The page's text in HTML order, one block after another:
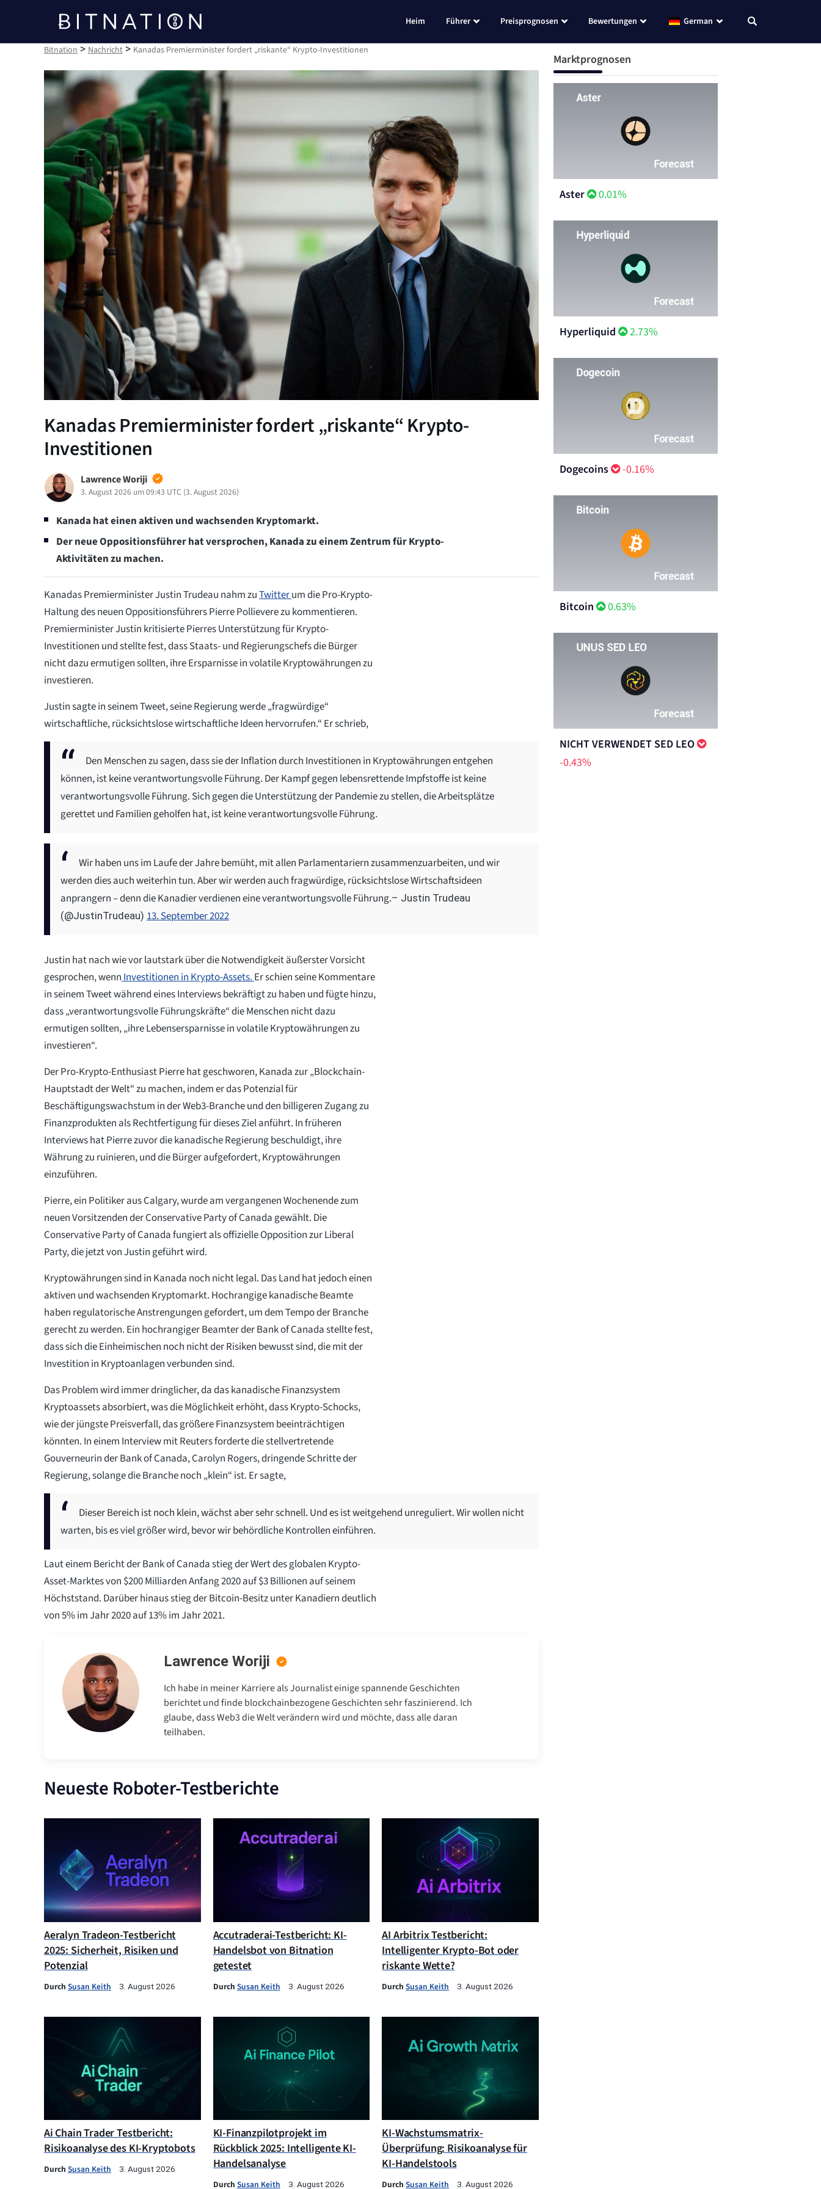
Bitnation
Heim Führer Preisprognosen Bewertungen German
Bitnation > Nachricht > Kanadas Premierminister fordert „riskante“ Krypto-Investitionen
Kanadas Premierminister fordert „riskante“ Krypto-
Investitionen
Lawrence Woriji
3. August 2026 um 09:43 UTC (3. August 2026)
Kanada hat einen aktiven und wachsenden Kryptomarkt.
Der neue Oppositionsführer hat versprochen, Kanada zu einem Zentrum für Krypto-
Aktivitäten zu machen.
Kanadas Premierminister Justin Trudeau nahm zuTwitterum die Pro-Krypto-
Haltung des neuen Oppositionsführers Pierre Pollievere zu kommentieren.
Premierminister Justin kritisierte Pierres Unterstützung für Krypto-
Investitionen und stellte fest, dass Staats- und Regierungschefs die Bürger
nicht dazu ermutigen sollten, ihre Ersparnisse in volatile Kryptowährungen zu
investieren.
Justin sagte in seinem Tweet, seine Regierung werde „fragwürdige“
wirtschaftliche, rücksichtslose wirtschaftliche Ideen hervorrufen.“ Er schrieb,
Den Menschen zu sagen, dass sie der Inflation durch Investitionen in Kryptowährungen entgehen
können, ist keine verantwortungsvolle Führung. Der Kampf gegen lebensrettende Impfstoffe ist keine
verantwortungsvolle Führung. Sich gegen die Unterstützung der Pandemie zu stellen, die Arbeitsplätze
gerettet und Familien geholfen hat, ist keine verantwortungsvolle Führung.
Wir haben uns im Laufe der Jahre bemüht, mit allen Parlamentariern zusammenzuarbeiten, und wir
werden dies auch weiterhin tun. Aber wir werden auch fragwürdige, rücksichtslose Wirtschaftsideen
anprangern – denn die Kanadier verdienen eine verantwortungsvolle Führung.– Justin Trudeau
(@JustinTrudeau) 13. September 2022
Justin hat nach wie vor lautstark über die Notwendigkeit äußerster Vorsicht
gesprochen, wennInvestitionen in Krypto-Assets.Er schien seine Kommentare
in seinem Tweet während eines Interviews bekräftigt zu haben und fügte hinzu,
dass „verantwortungsvolle Führungskräfte“ die Menschen nicht dazu
ermutigen sollten, „ihre Lebensersparnisse in volatile Kryptowährungen zu
investieren“.
Der Pro-Krypto-Enthusiast Pierre hat geschworen, Kanada zur „Blockchain-
Hauptstadt der Welt“ zu machen, indem er das Potenzial für
Beschäftigungswachstum in der Web3-Branche und den billigeren Zugang zu
Finanzprodukten als Rechtfertigung für dieses Ziel anführt. In früheren
Interviews hat Pierre zuvor die kanadische Regierung beschuldigt, ihre
Währung zu ruinieren, und die Bürger aufgefordert, Kryptowährungen
einzuführen.
Pierre, ein Politiker aus Calgary, wurde am vergangenen Wochenende zum
neuen Vorsitzenden der Conservative Party of Canada gewählt. Die
Conservative Party of Canada fungiert als offizielle Opposition zur Liberal
Party, die jetzt von Justin geführt wird.
Kryptowährungen sind in Kanada noch nicht legal. Das Land hat jedoch einen
aktiven und wachsenden Kryptomarkt. Hochrangige kanadische Beamte
haben regulatorische Anstrengungen gefordert, um dem Tempo der Branche
gerecht zu werden. Ein hochrangiger Beamter der Bank of Canada stellte fest,
dass sich die Einheimischen noch nicht der Risiken bewusst sind, die mit der
Investition in Kryptoanlagen verbunden sind.
Das Problem wird immer dringlicher, da das kanadische Finanzsystem
Kryptoassets absorbiert, was die Möglichkeit erhöht, dass Krypto-Schocks,
wie der jüngste Preisverfall, das größere Finanzsystem beeinträchtigen
könnten. In einem Interview mit Reuters forderte die stellvertretende
Gouverneurin der Bank of Canada, Carolyn Rogers, dringende Schritte der
Regierung, solange die Branche noch „klein“ ist. Er sagte,
Dieser Bereich ist noch klein, wächst aber sehr schnell. Und es ist weitgehend unreguliert. Wir wollen nicht
warten, bis es viel größer wird, bevor wir behördliche Kontrollen einführen.
Laut einem Bericht der Bank of Canada stieg der Wert des globalen Krypto-
Asset-Marktes von $200 Milliarden Anfang 2020 auf $3 Billionen auf seinem
Höchststand. Darüber hinaus stieg der Bitcoin-Besitz unter Kanadiern deutlich
von 5% im Jahr 2020 auf 13% im Jahr 2021.
Lawrence Woriji
Ich habe in meiner Karriere als Journalist einige spannende Geschichten
berichtet und finde blockchainbezogene Geschichten sehr faszinierend. Ich
glaube, dass Web3 die Welt verändern wird und möchte, dass alle daran
teilhaben.
Neueste Roboter-Testberichte
Aeralyn Tradeon-Testbericht
2025: Sicherheit, Risiken und
Potenzial
Durch Susan Keith 3. August 2026
Accutraderai-Testbericht: KI-
Handelsbot von Bitnation
getestet
Durch Susan Keith 3. August 2026
AI Arbitrix Testbericht:
Intelligenter Krypto-Bot oder
riskante Wette?
DurchSusan Keith 3. August 2026
Ai Chain Trader Testbericht:
Risikoanalyse des KI-Kryptobots
Durch Susan Keith 3. August 2026
KI-Finanzpilotprojekt im
Rückblick 2025: Intelligente KI-
Handelsanalyse
Durch Susan Keith 3. August 2026
KI-Wachstumsmatrix-
Überprüfung: Risikoanalyse für
KI-Handelstools
DurchSusan Keith 3. August 2026
Marktprognosen
Aster 0.01%
Hyperliquid 2.73%
Dogecoins -0.16%
Bitcoin 0.63%
NICHT VERWENDET SED LEO
-0.43%